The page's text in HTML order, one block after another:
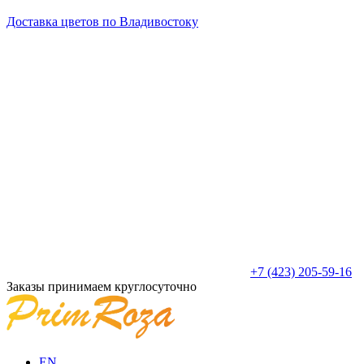
Доставка цветов по Владивостоку
+7 (423) 205-59-16
Заказы принимаем круглосуточно